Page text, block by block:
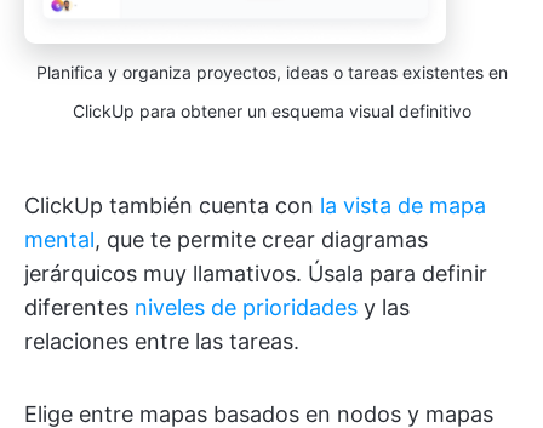
Planifica y organiza proyectos, ideas o tareas existentes en
ClickUp para obtener un esquema visual definitivo
ClickUp también cuenta con la vista de mapa
mental, que te permite crear diagramas
jerárquicos muy llamativos. Úsala para definir
diferentes niveles de prioridades y las
relaciones entre las tareas.
Elige entre mapas basados en nodos y mapas